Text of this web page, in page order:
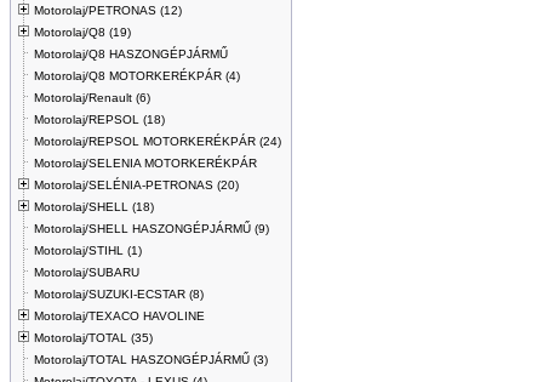
Motorolaj/PETRONAS (12)
Motorolaj/Q8 (19)
Motorolaj/Q8 HASZONGÉPJÁRMŰ
Motorolaj/Q8 MOTORKERÉKPÁR (4)
Motorolaj/Renault (6)
Motorolaj/REPSOL (18)
Motorolaj/REPSOL MOTORKERÉKPÁR (24)
Motorolaj/SELENIA MOTORKERÉKPÁR
Motorolaj/SELÉNIA-PETRONAS (20)
Motorolaj/SHELL (18)
Motorolaj/SHELL HASZONGÉPJÁRMŰ (9)
Motorolaj/STIHL (1)
Motorolaj/SUBARU
Motorolaj/SUZUKI-ECSTAR (8)
Motorolaj/TEXACO HAVOLINE
Motorolaj/TOTAL (35)
Motorolaj/TOTAL HASZONGÉPJÁRMŰ (3)